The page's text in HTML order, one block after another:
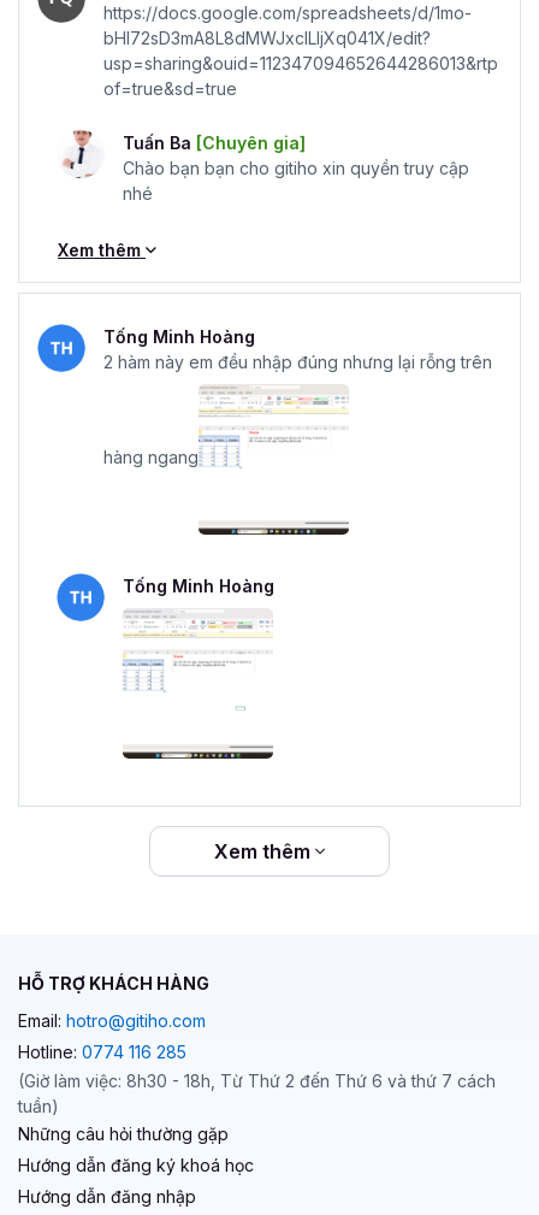
https://docs.google.com/spreadsheets/d/1mo-
bHI72sD3mA8L8dMWJxclLIjXq041X/edit?
usp=sharing&ouid=112347094652644286013&rtp
of=true&sd=true
Tuấn Ba [Chuyên gia]
Chào bạn bạn cho gitiho xin quyền truy cập
nhé
Xem thêm
Tống Minh Hoàng
2 hàm này em đều nhập đúng nhưng lại rỗng trên
hàng ngang
Tống Minh Hoàng
Xem thêm
HỖ TRỢ KHÁCH HÀNG
Email: hotro@gitiho.com
Hotline: 0774 116 285
(Giờ làm việc: 8h30 - 18h, Từ Thứ 2 đến Thứ 6 và thứ 7 cách
tuần)
Những câu hỏi thường gặp
Hướng dẫn đăng ký khoá học
Hướng dẫn đăng nhập